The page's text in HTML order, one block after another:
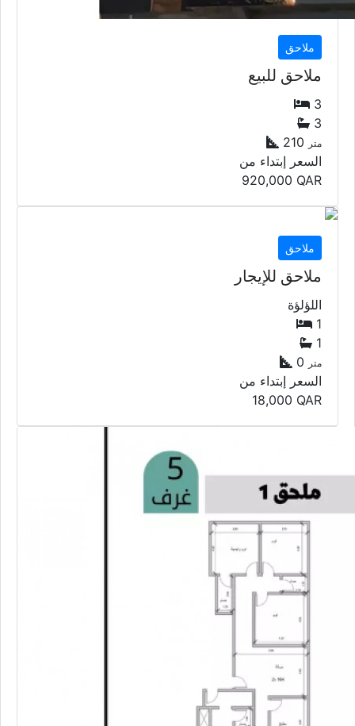
ملاحق
ملاحق للبيع
3
3
210
متر
السعر إبتداء من
920,000 QAR
ملاحق
ملاحق للإيجار
اللؤلؤة
1
1
0
متر
السعر إبتداء من
18,000 QAR